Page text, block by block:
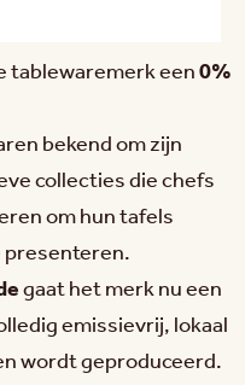
tablewaremerk een0%
bekend om zijn
collecties die chefs
om hun tafels
gaat het merk nu een
emissievrij, lokaal
wordt geproduceerd.